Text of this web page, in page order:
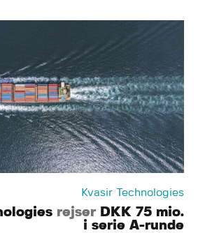
Kvasir Technologies
rejserDKK 75 mio.
i serie A-runde